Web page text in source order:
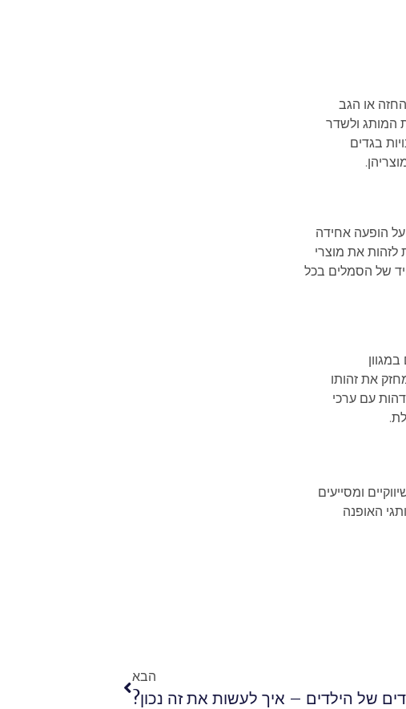
או הגב
המותג ולשדר
בגדים
הופעה אחידה
לזהות את מוצרי
של הסמלים בכל
את זהותו
עם ערכי
ומסייעים
האופנה
הבא
של הילדים – איך לעשות את זה נכון?